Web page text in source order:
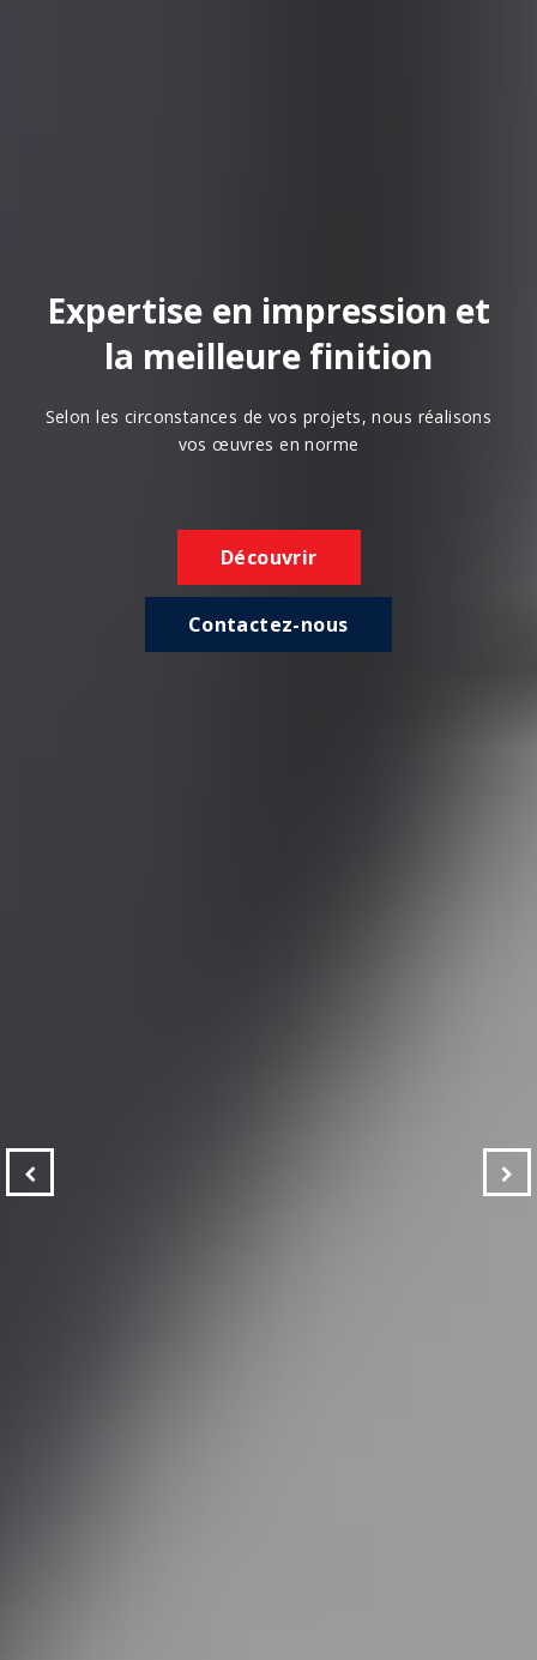
Expertise en impression et
la meilleure finition
Selon les circonstances de vos projets, nous réalisons
vos œuvres en norme
Découvrir
Contactez-nous